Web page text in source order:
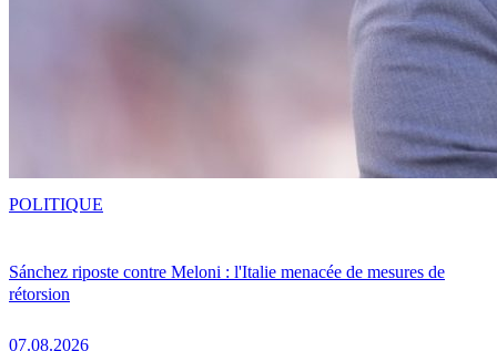
Sánchez riposte contre Meloni : l'Italie menacée de mesures de
rétorsion
07.08.2026
POLITIQUE